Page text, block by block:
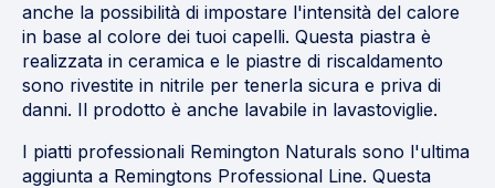
anche la possibilità di impostare l'intensità del calore
in base al colore dei tuoi capelli. Questa piastra è
realizzata in ceramica e le piastre di riscaldamento
sono rivestite in nitrile per tenerla sicura e priva di
danni. Il prodotto è anche lavabile in lavastoviglie.
I piatti professionali Remington Naturals sono l'ultima
aggiunta a Remingtons Professional Line. Questa